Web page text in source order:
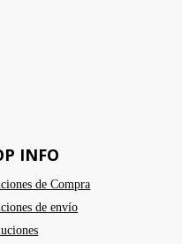
INFO
de Compra
de envío